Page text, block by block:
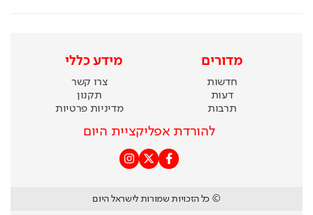
מדורים
חדשות
דעות
תרבות
מידע כללי
צרו קשר
תקנון
מדיניות פרטיות
להורדת אפליקציית היום
© כל הזכויות שמורות לישראל היום